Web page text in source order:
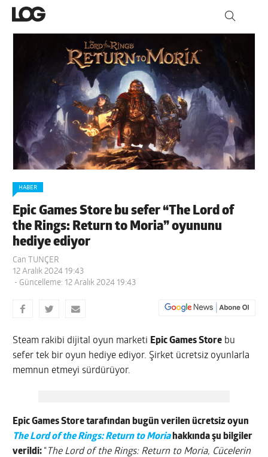
HABER
Epic Games Store bu sefer “The Lord of
the Rings: Return to Moria” oyununu
hediye ediyor
Can TUNÇER
12 Aralık 2024 19:43
- Güncelleme: 12 Aralık 2024 19:43
Steam rakibi dijital oyun marketi Epic Games Store bu
sefer tek bir oyun hediye ediyor. Şirket ücretsiz oyunlarla
memnun etmeyi sürdürüyor.
Epic Games Store tarafından bugün verilen ücretsiz oyun
The Lord of the Rings: Return to Moriahakkında şu bilgiler
verildi: “ The Lord of the Rings: Return to Moria, Cücelerin